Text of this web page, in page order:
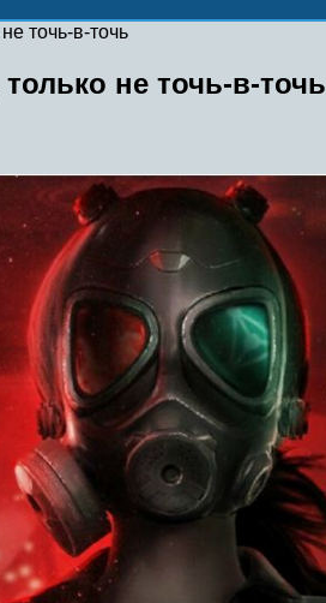
точь-в-точь
не точь-в-точь